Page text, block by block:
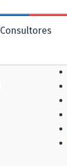
Consultores